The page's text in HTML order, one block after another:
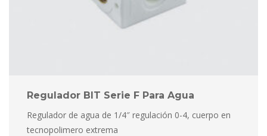
Regulador BIT Serie F Para Agua
Regulador de agua de 1/4″ regulación 0-4, cuerpo en
tecnopolimero extrema